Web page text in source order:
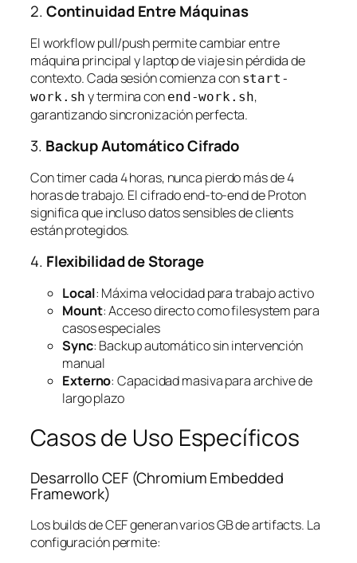
2.Continuidad Entre Máquinas
El workflow pull/push permite cambiar entre
máquina principal y laptop de viaje sin pérdida de
contexto. Cada sesión comienza con start-
work.sh y termina con end-work.sh,
garantizando sincronización perfecta.
3. Backup Automático Cifrado
Con timer cada 4 horas, nunca pierdo más de 4
horas de trabajo. El cifrado end-to-end de Proton
significa que incluso datos sensibles de clients
están protegidos.
4. Flexibilidad de Storage
Local: Máxima velocidad para trabajo activo
Mount: Acceso directo como filesystem para
casos especiales
Sync: Backup automático sin intervención
manual
Externo: Capacidad masiva para archive de
largo plazo
Casos de Uso Específicos
Desarrollo CEF (Chromium Embedded
Framework)
Los builds de CEF generan varios GB de artifacts. La
configuración permite: